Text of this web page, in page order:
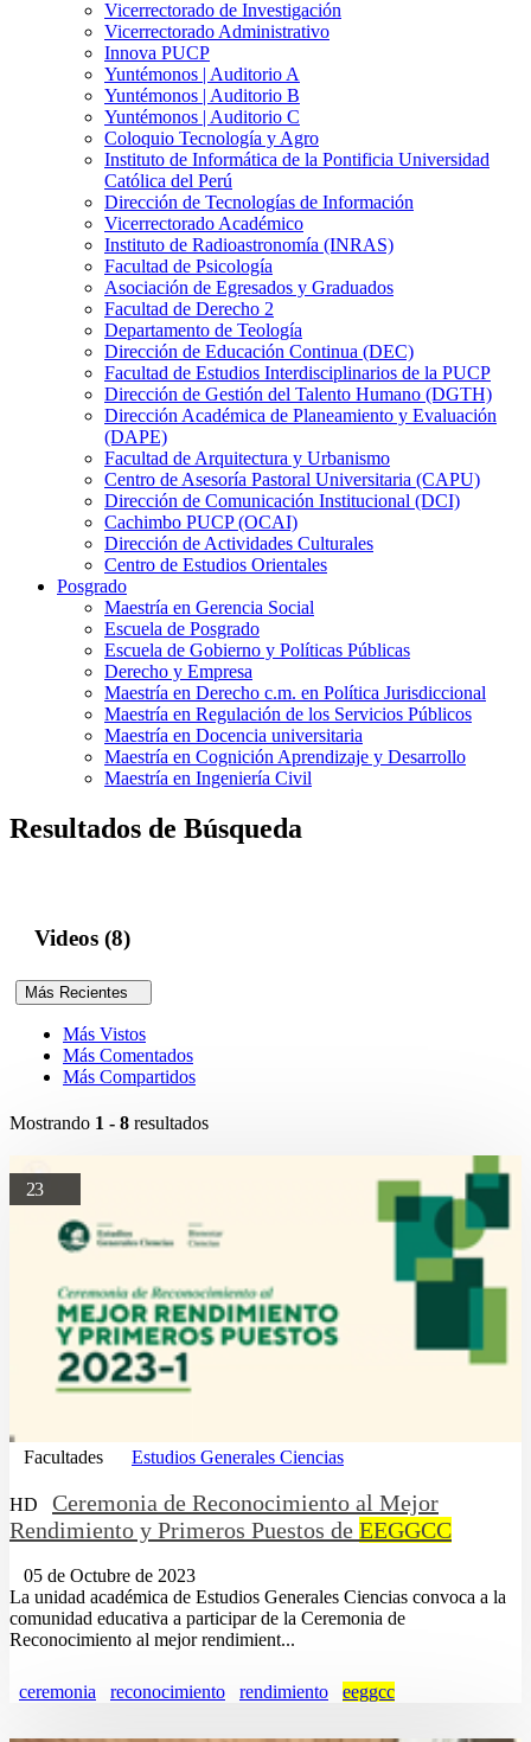
Vicerrectorado de Investigación
Vicerrectorado Administrativo
Innova PUCP
Yuntémonos | Auditorio A
Yuntémonos | Auditorio B
Yuntémonos | Auditorio C
Coloquio Tecnología y Agro
Instituto de Informática de la Pontificia Universidad
Católica del Perú
Dirección de Tecnologías de Información
Vicerrectorado Académico
Instituto de Radioastronomía (INRAS)
Facultad de Psicología
Asociación de Egresados y Graduados
Facultad de Derecho 2
Departamento de Teología
Dirección de Educación Continua (DEC)
Facultad de Estudios Interdisciplinarios de la PUCP
Dirección de Gestión del Talento Humano (DGTH)
Dirección Académica de Planeamiento y Evaluación
(DAPE)
Facultad de Arquitectura y Urbanismo
Centro de Asesoría Pastoral Universitaria (CAPU)
Dirección de Comunicación Institucional (DCI)
Cachimbo PUCP (OCAI)
Dirección de Actividades Culturales
Centro de Estudios Orientales
Posgrado
Maestría en Gerencia Social
Escuela de Posgrado
Escuela de Gobierno y Políticas Públicas
Derecho y Empresa
Maestría en Derecho c.m. en Política Jurisdiccional
Maestría en Regulación de los Servicios Públicos
Maestría en Docencia universitaria
Maestría en Cognición Aprendizaje y Desarrollo
Maestría en Ingeniería Civil
Resultados de Búsqueda
Videos (8)
Más Recientes
Más Vistos
Más Comentados
Más Compartidos
Mostrando 1 - 8 resultados
23
Facultades Estudios Generales Ciencias
HD
Ceremonia de Reconocimiento al Mejor
Rendimiento y Primeros Puestos de EEGGCC
05 de Octubre de 2023
La unidad académica de Estudios Generales Ciencias convoca a la
comunidad educativa a participar de la Ceremonia de
Reconocimiento al mejor rendimient...
ceremonia reconocimiento rendimiento eeggcc